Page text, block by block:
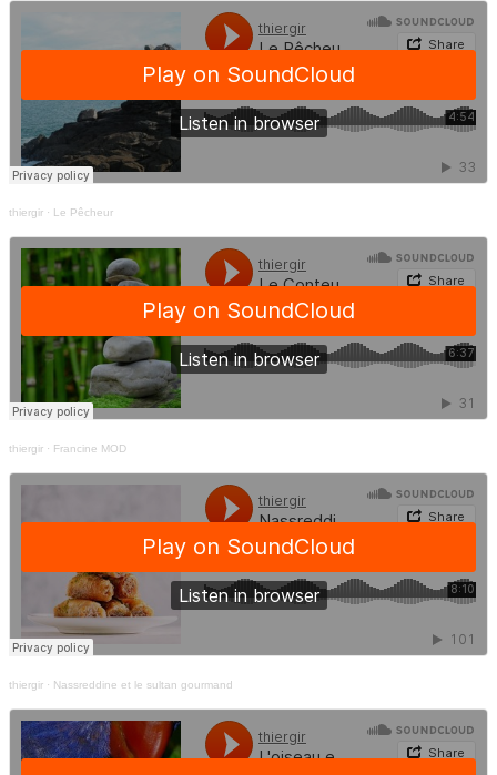
thiergir · Le Pêcheur
thiergir · Francine MOD
thiergir · Nassreddine et le sultan gourmand